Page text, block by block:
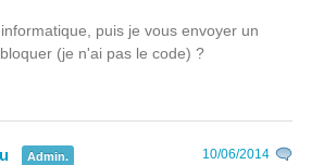
puis je vous envoyer un
(je n'ai pas le code) ?
Admin. 10/06/2014